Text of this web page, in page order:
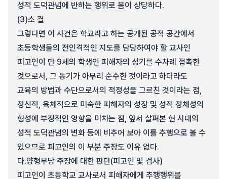
성적 도덕관념에 반하는 행위로 봄이 상당하다.
(3)소 결
그렇다면 이 사건은 학교라고 하는 공개된 공적 공간에서
초등학생들의 전인격적인 지도를 담당하여야 할 교사인
피고인이 만 9세의 학생인 피해자의 성기를 수차례 접촉한
것으로서, 그 동기가 아무리 순수한 것이라고 하더라도
교육의 방법과 수단으로서의 적정성을 그르친 것이라는 점,
정신적, 육체적으로 미숙한 피해자의 성장 및 성적 정체성의
형성에 부정적인 영향을 미치는 점, 앞서 살펴본 현 시대의
성적 도덕관념의 변화 등에 비추어 보아 이를 추행으로 볼 수
있으므로 피고인의 이 부분 주장도 이유 없다.
다.양형부당 주장에 대한 판단(피고인 및 검사)
피고인이 초등학교 교사로서 피해자에게 추행행위를